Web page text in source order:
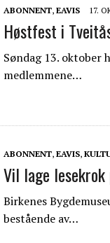
ABONNENT, EAVIS 17.
Høstfest i
Søndag 13. oktober
medlemmene…
ABONNENT, EAVIS,
Vil lage lesekrok
Birkenes
bestående av…